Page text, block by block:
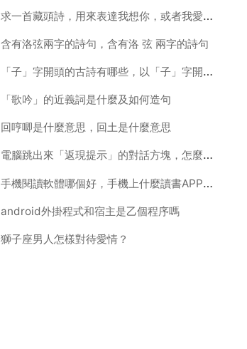
求一首藏頭詩，用來表達我想你，或者我愛你，我想見你，總之滿腦子都是你
含有洛弦兩字的詩句，含有洛 弦 兩字的詩句
「子」字開頭的古詩有哪些，以「子」字開頭的詩句
「歌吟」的近義詞是什麼及如何造句
回哼唧是什麼意思，回土是什麼意思
電腦跳出來「返現提示」的對話方塊，怎麼去掉啊？
手機閱讀軟體哪個好，手機上什麼讀書APP最好啊
android外掛程式和宿主是乙個程序嗎
獅子座男人怎樣對待愛情？